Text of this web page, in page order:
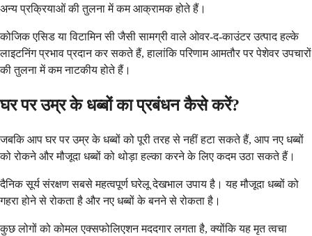
अन्य प्रक्रियाओं की तुलना में कम आक्रामक होते हैं।
कोजिक एसिड या विटामिन सी जैसी सामग्री वाले ओवर-द-काउंटर उत्पाद हल्के
लाइटनिंग प्रभाव प्रदान कर सकते हैं, हालांकि परिणाम आमतौर पर पेशेवर उपचारों
की तुलना में कम नाटकीय होते हैं।
घर पर उम्र के धब्बों का प्रबंधन कैसे करें?
जबकि आप घर पर उम्र के धब्बों को पूरी तरह से नहीं हटा सकते हैं, आप नए धब्बों
को रोकने और मौजूदा धब्बों को थोड़ा हल्का करने के लिए कदम उठा सकते हैं।
दैनिक सूर्य संरक्षण सबसे महत्वपूर्ण घरेलू देखभाल उपाय है। यह मौजूदा धब्बों को
गहरा होने से रोकता है और नए धब्बों के बनने से रोकता है।
कुछ लोगों को कोमल एक्सफोलिएशन मददगार लगता है, क्योंकि यह मृत त्वचा